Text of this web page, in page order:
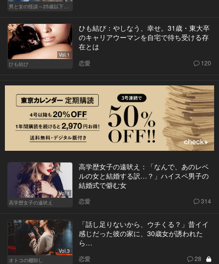
男と女の怪談～25歳以下閲覧禁止～
Vol.1
ひも結び
ひも結び：やしなう、幸せ。31歳・東大卒
のキャリアウーマンを自宅で待ち受ける存
在とは
恋愛 120
Vol.1
高学歴女子の遠吠え
高学歴女子の遠吠え：「なんで、あのレベ
ルの女と結婚する訳…？」ハイスペ男子の
結婚式で僻む女
恋愛 314
Vol.3
オトコの棚卸し
「話し足りないから、ウチくる？」昔イイ
感じだった彼の家に、30歳女が誘われた
ら…
恋愛 28